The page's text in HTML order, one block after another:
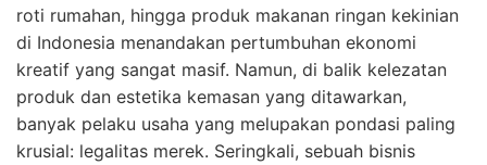
roti rumahan, hingga produk makanan ringan kekinian
di Indonesia menandakan pertumbuhan ekonomi
kreatif yang sangat masif. Namun, di balik kelezatan
produk dan estetika kemasan yang ditawarkan,
banyak pelaku usaha yang melupakan pondasi paling
krusial: legalitas merek. Seringkali, sebuah bisnis